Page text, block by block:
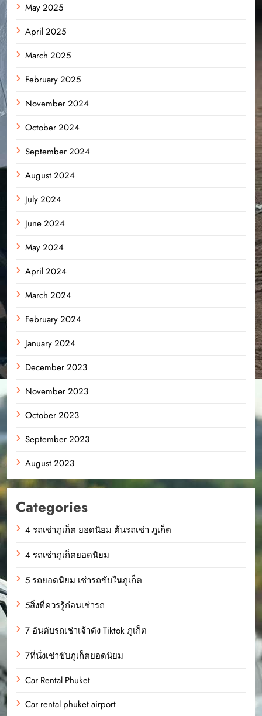
May 2025
April 2025
March 2025
February 2025
November 2024
October 2024
September 2024
August 2024
July 2024
June 2024
May 2024
April 2024
March 2024
February 2024
January 2024
December 2023
November 2023
October 2023
September 2023
August 2023
Categories
4 รถเช่าภูเก็ต ยอดนิยม ต้นรถเช่า ภูเก็ต
4 รถเช่าภูเก็ตยอดนิยม
5 รถยอดนิยม เช่ารถขับในภูเก็ต
5สิ่งที่ควรรู้ก่อนเช่ารถ
7 อันดับรถเช่าเจ้าดัง Tiktok ภูเก็ต
7ที่นั่งเช่าขับภูเก็ตยอดนิยม
Car Rental Phuket
Car rental phuket airport